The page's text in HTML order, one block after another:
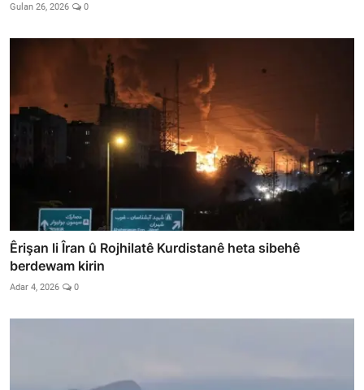
Gulan 26, 2026 0
Êrişan li Îran û Rojhilatê Kurdistanê heta sibehê
berdewam kirin
Adar 4, 2026 0